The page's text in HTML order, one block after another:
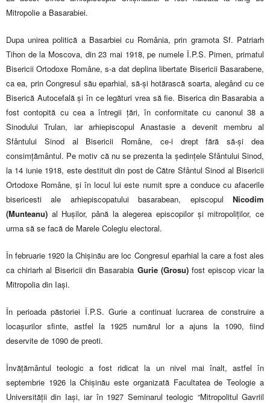
Mitropolie a Basarabiei.
Dupa unirea politică a Basarbiei cu România, prin gramota Sf. Patriarh
Tihon de la Moscova, din 23 mai 1918, pe numele Î.P.S. Pimen, primatul
Bisericii Ortodoxe Române, s-a dat deplina libertate Bisericii Basarabene,
ca ea, prin Congresul său eparhial, să-și hotărască soarta, alegând cu ce
Biserică Autocefală și în ce legături vrea să fie. Biserica din Basarabia a
fost contopită cu cea a întregii țări, în conformitate cu canonul 38 a
Sinodului Trulan, iar arhiepiscopul Anastasie a devenit membru al
Sfântului Sinod al Bisericii Române, ce-i drept fără să-și dea
consimțământul. Pe motiv că nu se prezenta la ședințele Sfântului Sinod,
la 14 iunie 1918, este destituit din post de Către Sfântul Sinod al Bisericii
Ortodoxe Române, și în locul lui este numit spre a conduce cu afacerile
bisericesti ale arhiepiscopatului basarabean, episcopul Nicodim
(Munteanu) al Hușilor, până la alegerea episcopilor și mitropoliților, ce
urma să se facă de Marele Colegiu electoral.
În februarie 1920 la Chișinău are loc Congresul eparhial la care a fost ales
ca chiriarh al Bisericii din Basarabia Gurie (Grosu)fost episcop vicar la
Mitropolia din Iași.
În perioada păstoriei Î.P.S. Gurie a continuat lucrarea de construire a
locașurilor sfinte, astfel la 1925 numărul lor a ajuns la 1090, fiind
deservite de 1090 de preoti.
Învățământul teologic a fost ridicat la un nivel mai înalt, astfel în
septembrie 1926 la Chișinău este organizată Facultatea de Teologie a
Universității din Iași, iar în 1927 Seminarul teologic “Mitropolitul Gavriil